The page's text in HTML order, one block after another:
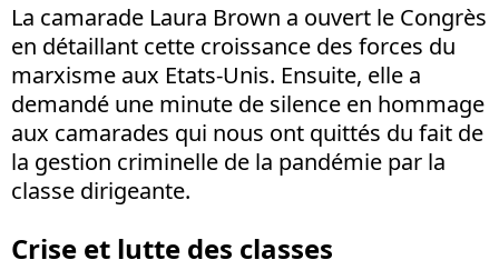
La camarade Laura Brown a ouvert le Congrès
en détaillant cette croissance des forces du
marxisme aux Etats-Unis. Ensuite, elle a
demandé une minute de silence en hommage
aux camarades qui nous ont quittés du fait de
la gestion criminelle de la pandémie par la
classe dirigeante.
Crise et lutte des classes